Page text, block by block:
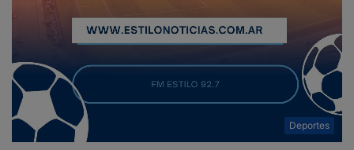
Deportes